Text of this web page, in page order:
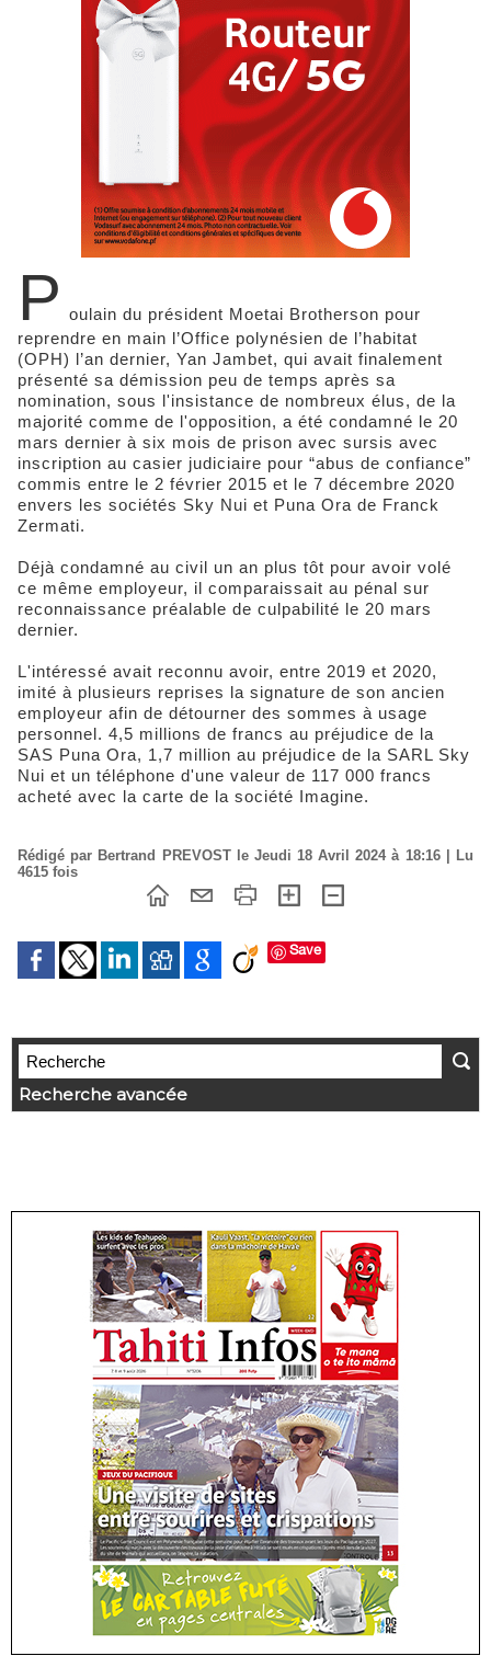
P oulain du président Moetai Brotherson pour
reprendre en main l’Office polynésien de l’habitat
(OPH) l’an dernier, Yan Jambet, qui avait finalement
présenté sa démission peu de temps après sa
nomination, sous l'insistance de nombreux élus, de la
majorité comme de l'opposition, a été condamné le 20
mars dernier à six mois de prison avec sursis avec
inscription au casier judiciaire pour “abus de confiance”
commis entre le 2 février 2015 et le 7 décembre 2020
envers les sociétés Sky Nui et Puna Ora de Franck
Zermati.
Déjà condamné au civil un an plus tôt pour avoir volé
ce même employeur, il comparaissait au pénal sur
reconnaissance préalable de culpabilité le 20 mars
dernier.
L'intéressé avait reconnu avoir, entre 2019 et 2020,
imité à plusieurs reprises la signature de son ancien
employeur afin de détourner des sommes à usage
personnel. 4,5 millions de francs au préjudice de la
SAS Puna Ora, 1,7 million au préjudice de la SARL Sky
Nui et un téléphone d'une valeur de 117 000 francs
acheté avec la carte de la société Imagine.
Rédigé par Bertrand PREVOST le Jeudi 18 Avril 2024 à 18:16 | Lu
4615 fois
Save
Recherche avancée